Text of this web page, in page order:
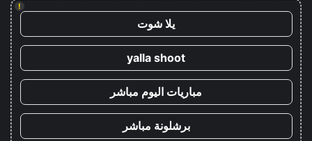
!
يلا شوت
yalla shoot
مباريات اليوم مباشر
برشلونة مباشر